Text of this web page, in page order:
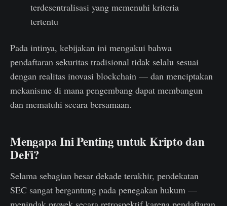
terdesentralisasi yang memenuhi kriteria
tertentu
Pada intinya, kebijakan ini mengakui bahwa
pendaftaran sekuritas tradisional tidak selalu sesuai
dengan realitas inovasi blockchain — dan menciptakan
mekanisme di mana pengembang dapat membangun
dan mematuhi secara bersamaan.
Mengapa Ini Penting untuk Kripto dan
DeFi?
Selama sebagian besar dekade terakhir, pendekatan
SEC sangat bergantung pada penegakan hukum —